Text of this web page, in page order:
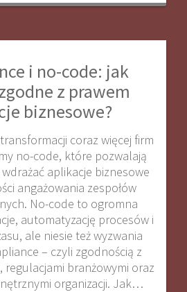
i no-code: jak
z prawem
biznesowe?
coraz więcej firm
no-code, które pozwalają
aplikacje biznesowe
angażowania zespołów
No-code to ogromna
automatyzację procesów i
ale niesie też wyzwania
– czyli zgodnością z
regulacjami branżowymi oraz
organizacji. Jak…